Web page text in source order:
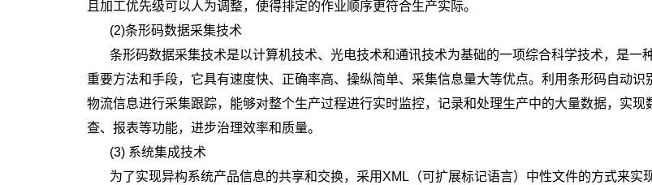
且加工优先级可以人为调整，使得排定的作业顺序更符合生产实际。
(2)条形码数据采集技术
条形码数据采集技术是以计算机技术、光电技术和通讯技术为基础的一项综合科学技术，是一
重要方法和手段，它具有速度快、正确率高、操纵简单、采集信息量大等优点。利用条形码自动识
物流信息进行采集跟踪，能够对整个生产过程进行实时监控，记录和处理生产中的大量数据，实现
查、报表等功能，进步治理效率和质量。
(3) 系统集成技术
为了实现异构系统产品信息的共享和交换，采用XML（可扩展标记语言）中性文件的方式来实